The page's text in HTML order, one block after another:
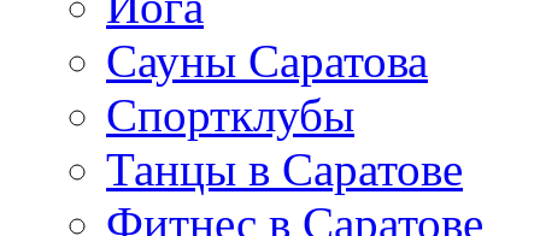
Сауны Саратова
Спортклубы
Танцы в Саратове
Фитнес в Саратове